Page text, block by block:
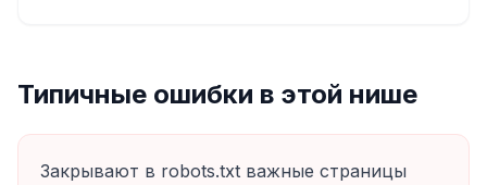
Типичные ошибки в этой нише
Закрывают в robots.txt важные страницы